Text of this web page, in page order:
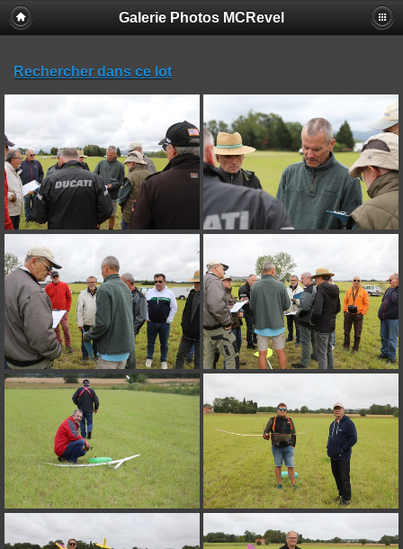
Galerie Photos MCRevel
Rechercher dans ce lot